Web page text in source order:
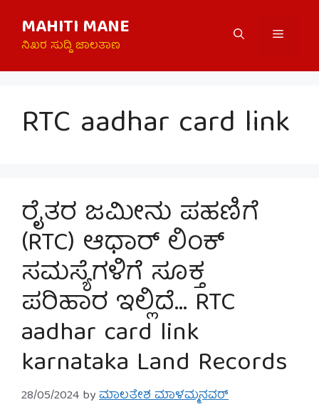
content
MAHITI MANE
ನಿಖರ ಸುದ್ದಿ ಜಾಲತಾಣ
Menu
RTC aadhar card link
ರೈತರ ಜಮೀನು ಪಹಣಿಗೆ
(RTC) ಆಧಾರ್ ಲಿಂಕ್
ಸಮಸ್ಯೆಗಳಿಗೆ ಸೂಕ್ತ
ಪರಿಹಾರ ಇಲ್ಲಿದೆ… RTC
aadhar card link
karnataka Land Records
28/05/2024 byಮಾಲತೇಶ ಮಾಳಮ್ಮನವರ್